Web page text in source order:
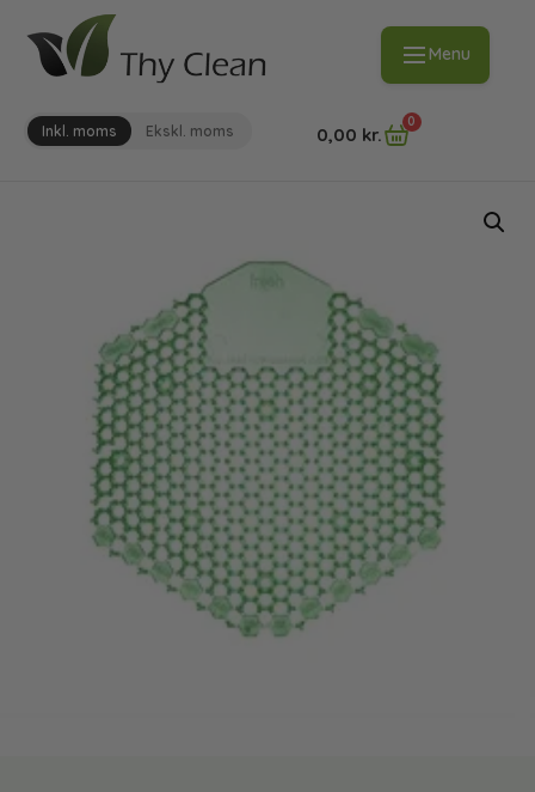
Menu
Inkl. moms Ekskl. moms 0,00 kr.
0